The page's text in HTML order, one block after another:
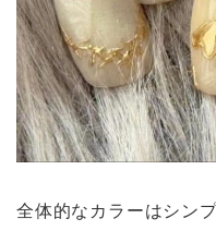
全体的なカラーはシンプ